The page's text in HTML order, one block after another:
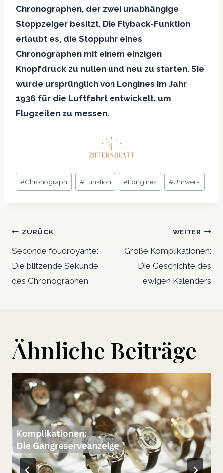
Chronographen, der zwei unabhängige
Stoppzeiger besitzt. Die Flyback-Funktion
erlaubt es, die Stoppuhr eines
Chronographen mit einem einzigen
Knopfdruck zu nullen und neu zu starten. Sie
wurde ursprünglich von Longines im Jahr
1936 für die Luftfahrt entwickelt, um
Flugzeiten zu messen.
Schlagworte:
#Chronograph #Funktion #Longines #Uhrwerk
Beitrags-
Navigation
ZURÜCK
Seconde foudroyante:
Die blitzende Sekunde
des Chronographen
WEITER
Große Komplikationen:
Die Geschichte des
ewigen Kalenders
Ähnliche Beiträge